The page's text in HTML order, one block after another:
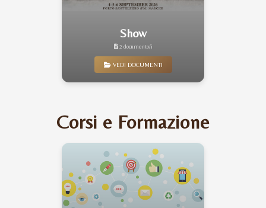
Show
2 documento/i
VEDI DOCUMENTI
Corsi e Formazione